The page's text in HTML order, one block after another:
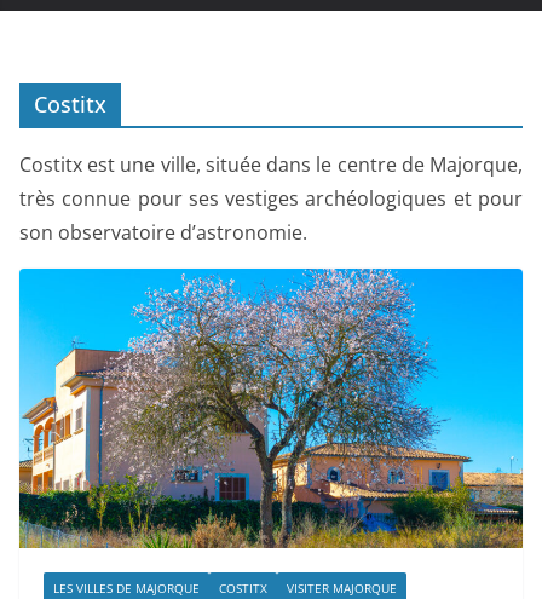
Costitx
Costitx est une ville, située dans le centre de Majorque,
très connue pour ses vestiges archéologiques et pour
son observatoire d’astronomie.
LES VILLES DE MAJORQUE COSTITX VISITER MAJORQUE